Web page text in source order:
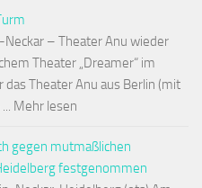
– Theater Anu wieder
Theater „Dreamer“ im
Theater Anu aus Berlin (mit
Mehr lesen
gegen mutmaßlichen
festgenommen